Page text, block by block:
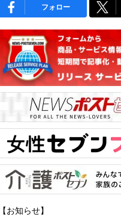
フォロー
【お知らせ】